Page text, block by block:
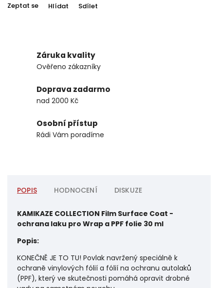
Zeptat se Hlídat Sdílet
Záruka kvality
Ověřeno zákazníky
Doprava zadarmo
nad 2000 Kč
Osobní přístup
Rádi Vám poradíme
POPIS HODNOCENÍ DISKUZE
KAMIKAZE COLLECTION Film Surface Coat -
ochrana laku pro Wrap a PPF folie 30 ml
Popis:
KONEČNĚ JE TO TU! Povlak navržený speciálně k
ochraně vinylových fólií a fólií na ochranu autolaků
(PPF), který ve skutečnosti pomáhá opravit drobné